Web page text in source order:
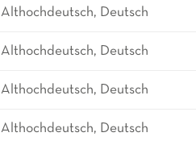
Althochdeutsch, Deutsch
Althochdeutsch, Deutsch
Althochdeutsch, Deutsch
Althochdeutsch, Deutsch